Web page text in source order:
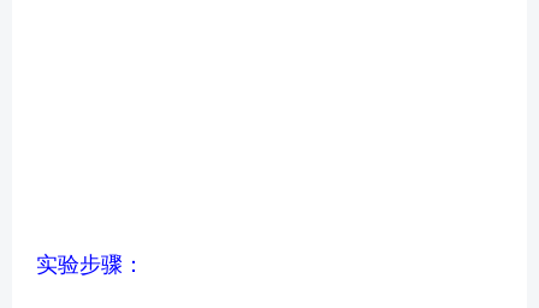
实验步骤：